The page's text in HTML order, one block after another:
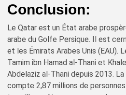
Conclusion:
Le Qatar est un État arabe
arabe du Golfe Persique. Il est
et les Émirats Arabes Unis (EAU).
Tamim ibn Hamad al-Thani et
Abdelaziz al-Thani depuis 2013.
compte 2,87 millions de